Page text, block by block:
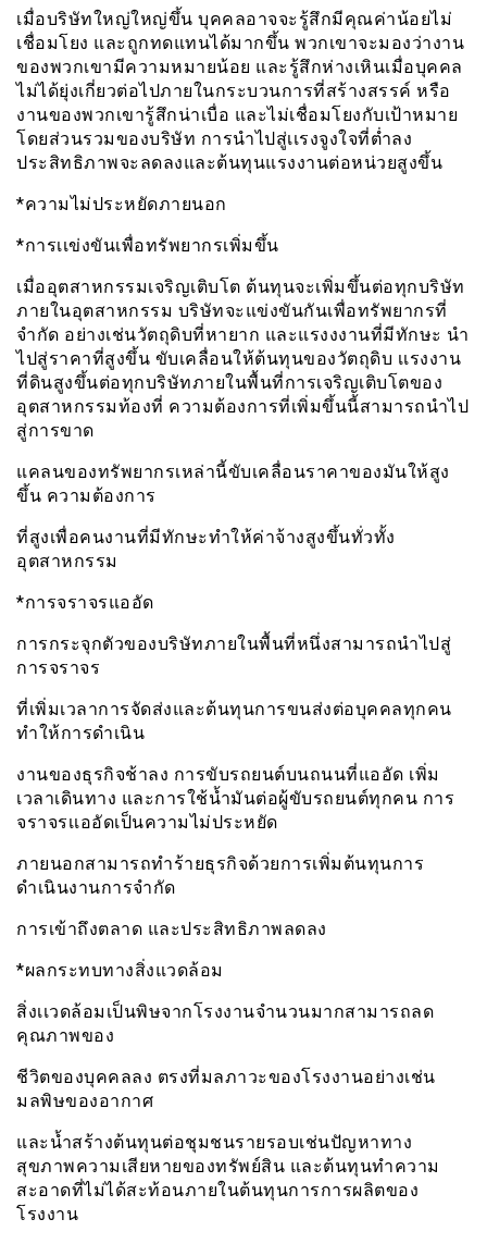
เมื่อบริษัทใหญ่ใหญ่ขึ้น บุคคลอาจจะรู้สึกมีคุณค่าน้อยไม่
เชื่อมโยง และถูกทดแทนได้มากขึ้น พวกเขาจะมองว่างาน
ของพวกเขามีความหมายน้อย และรู้สึกห่างเหินเมื่อบุคคล
ไม่ได้ยุ่งเกี่ยวต่อไปภายในกระบวนการที่สร้างสรรค์ หรือ
งานของพวกเขารู้สึกน่าเบื่อ และไม่เชื่อมโยงกับเป้าหมาย
โดยส่วนรวมของบริษัท การนำไปสู่เเรงจูงใจที่ต่ำลง
ประสิทธิภาพจะลดลงและต้นทุนแรงงานต่อหน่วยสูงขึ้น
*ความไม่ประหยัดภายนอก
*การเเข่งขันเพื่อทรัพยากรเพิ่มขึ้น
เมื่ออุตสาหกรรมเจริญเติบโต ต้นทุนจะเพิ่มขึ้นต่อทุกบริษัท
ภายในอุตสาหกรรม บริษัทจะแข่งขันกันเพื่อทรัพยากรที่
จำกัด อย่างเช่นวัตถุดิบที่หายาก และแรงงงานที่มีทักษะ นำ
ไปสู่ราคาที่สูงขึ้น ขับเคลื่อนให้ต้นทุนของวัตถุดิบ เเรงงาน
ที่ดินสูงขึ้นต่อทุกบริษัทภายในพื้นที่การเจริญเติบโตของ
อุตสาหกรรมท้องที่ ความต้องการที่เพิ่มขึ้นนี้สามารถนำไป
สู่การขาด
แคลนของทรัพยากรเหล่านี้ขับเคลื่อนราคาของมันให้สูง
ขึ้น ความต้องการ
ที่สูงเพื่อคนงานที่มีทักษะทำให้ค่าจ้างสูงขึ้นทั่วทั้ง
อุตสาหกรรม
*การจราจรแออัด
การกระจุกตัวของบริษัทภายในพื้นที่หนึ่งสามารถนำไปสู่
การจราจร
ที่เพิ่มเวลาการจัดส่งและต้นทุนการขนส่งต่อบุคคลทุกคน
ทำให้การดำเนิน
งานของธุรกิจช้าลง การขับรถยนต์บนถนนที่แออัด เพิ่ม
เวลาเดินทาง และการใช้น้ำมันต่อผู้ขับรถยนต์ทุกคน การ
จราจรเเออัดเป็นความไม่ประหยัด
ภายนอกสามารถทำร้ายธุรกิจด้วยการเพิ่มต้นทุนการ
ดำเนินงานการจำกัด
การเข้าถึงตลาด และประสิทธิภาพลดลง
*ผลกระทบทางสิ่งแวดล้อม
สิ่งเเวดล้อมเป็นพิษจากโรงงานจำนวนมากสามารถลด
คุณภาพของ
ชีวิตของบุคคลลง ตรงที่มลภาวะของโรงงานอย่างเช่น
มลพิษของอากาศ
และน้ำสร้างต้นทุนต่อชุมชนรายรอบเช่นปัญหาทาง
สุขภาพความเสียหายของทรัพย์สิน และต้นทุนทำความ
สะอาดที่ไม่ได้สะท้อนภายในต้นทุนการการผลิตของ
โรงงาน